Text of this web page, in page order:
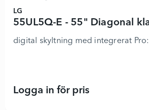
LG
digital skyltning med integrerat
Logga in för pris55UL5Q-E -